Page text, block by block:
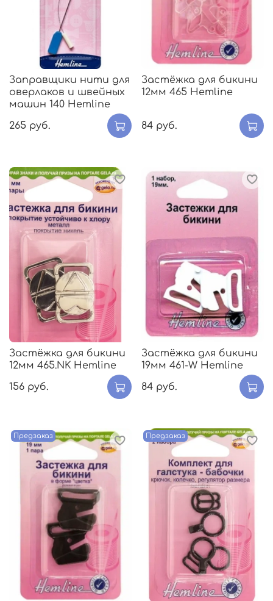
Заправщики нити для
оверлаков и швейных
машин 140 Hemline
265 руб.
Застёжка для бикини
12мм 465 Hemline
84 руб.
Застёжка для бикини
12мм 465.NK Hemline
156 руб.
Застёжка для бикини
19мм 461-W Hemline
84 руб.
Предзаказ Предзаказ